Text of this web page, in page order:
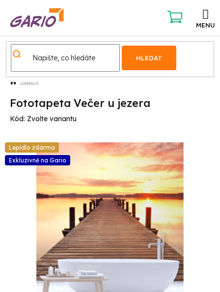
obsah
HLEDAT
NÁKUPNÍ
KOŠÍK
Tapety
Fototapeta Večer u jezera
Kód: Zvolte variantu
Lepidlo zdarma
Exkluzivně na Gario